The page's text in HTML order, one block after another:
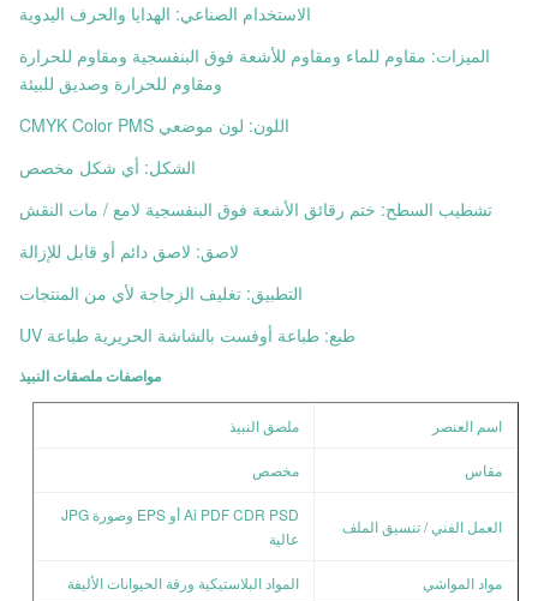
الاستخدام الصناعي: الهدايا والحرف اليدوية
الميزات: مقاوم للماء ومقاوم للأشعة فوق البنفسجية ومقاوم للحرارة
ومقاوم للحرارة وصديق للبيئة
اللون: لون موضعي CMYK Color PMS
الشكل: أي شكل مخصص
تشطيب السطح: ختم رقائق الأشعة فوق البنفسجية لامع / مات النقش
لاصق: لاصق دائم أو قابل للإزالة
التطبيق: تغليف الزجاجة لأي من المنتجات
طبع: طباعة أوفست بالشاشة الحريرية طباعة UV
مواصفات ملصقات النبيذ
اسم العنصر ملصق النبيذ
مقاس مخصص
العمل الفني / تنسيق الملف
Ai PDF CDR PSD أو EPS وصورة JPG
عالية
مواد المواشي المواد البلاستيكية ورقة الحيوانات الأليفة